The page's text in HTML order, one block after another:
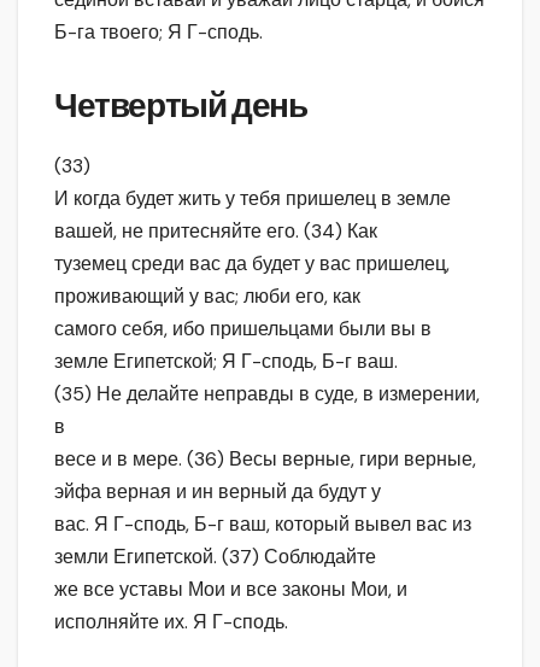
Б-га твоего; Я Г-сподь.
Четвертый день
(33)
И когда будет жить у тебя пришелец в земле
вашей, не притесняйте его. (34) Как
туземец среди вас да будет у вас пришелец,
проживающий у вас; люби его, как
самого себя, ибо пришельцами были вы в
земле Египетской; Я Г-сподь, Б-г ваш.
(35) Не делайте неправды в суде, в измерении,
в
весе и в мере. (36) Весы верные, гири верные,
эйфа верная и ин верный да будут у
вас. Я Г-сподь, Б-г ваш, который вывел вас из
земли Египетской. (37) Соблюдайте
же все уставы Мои и все законы Мои, и
исполняйте их. Я Г-сподь.